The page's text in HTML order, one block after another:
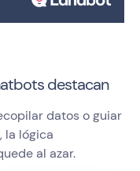
destacan
datos o guiar
la lógica
al azar.